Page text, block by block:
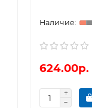
624.00р.